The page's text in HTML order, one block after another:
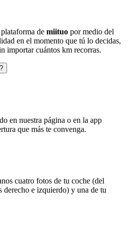
de miituo por medio del
en el momento que tú lo decidas,
importar cuántos km recorras.
?
en nuestra página o en la app
que más te convenga.
cuatro fotos de tu coche (del
derecho e izquierdo) y una de tu